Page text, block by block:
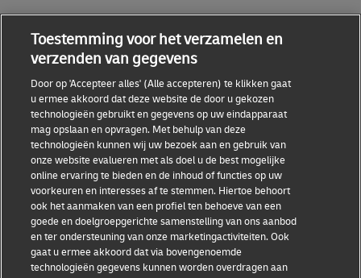
Handige links
Helpdesk
DHL
Toestemmingsinstellingen Algemene voorwaarden
Toestemming voor het verzamelen en
verzenden van gegevens
Door op 'Accepteer alles' (Alle accepteren) te klikken gaat
u ermee akkoord dat deze website de door u gekozen
technologieën gebruikt en gegevens op uw eindapparaat
mag opslaan en opvragen. Met behulp van deze
technologieën kunnen wij uw bezoek aan en gebruik van
onze website evalueren met als doel u de best mogelijke
online ervaring te bieden en de inhoud of functies op uw
voorkeuren en interesses af te stemmen. Hiertoe behoort
ook het aanmaken van een profiel ten behoeve van een
goede en doelgroepgerichte samenstelling van ons aanbod
en ter ondersteuning van onze marketingactiviteiten. Ook
gaat u ermee akkoord dat via bovengenoemde
technologieën gegevens kunnen worden overdragen aan